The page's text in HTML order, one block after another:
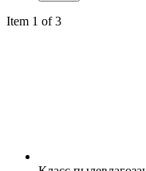
Item 1 of 3